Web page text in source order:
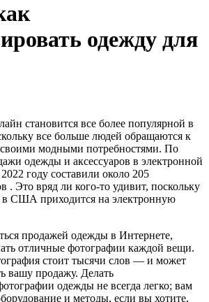
одежду для
становится все более популярной в
все больше людей обращаются к
модными потребностями. По
одежды и аксессуаров в электронной
году составили около 205
. Это вряд ли кого-то удивит, поскольку
в США приходится на электронную
продажей одежды в Интернете,
отличные фотографии каждой вещи.
стоит тысячи слов — и может
вашу продажу. Делать
одежды не всегда легко; вам
и методы, если вы хотите,